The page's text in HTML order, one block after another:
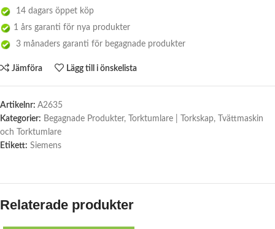
14 dagars öppet köp
1 års garanti för nya produkter
3 månaders garanti för begagnade produkter
Jämföra Lägg till i önskelista
Artikelnr: A2635
Kategorier: Begagnade Produkter, Torktumlare | Torkskap,
Tvättmaskin
och Torktumlare
Etikett: Siemens
Relaterade produkter